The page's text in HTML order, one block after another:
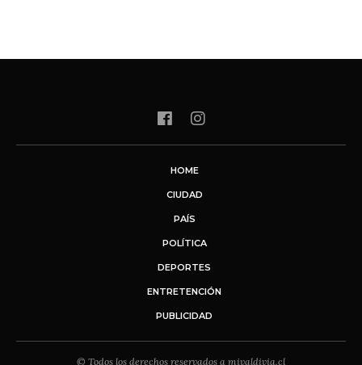
HOME
CIUDAD
PAÍS
POLÍTICA
DEPORTES
ENTRETENCIÓN
PUBLICIDAD
© Todos los derechos reservados a mivaldivia.cl